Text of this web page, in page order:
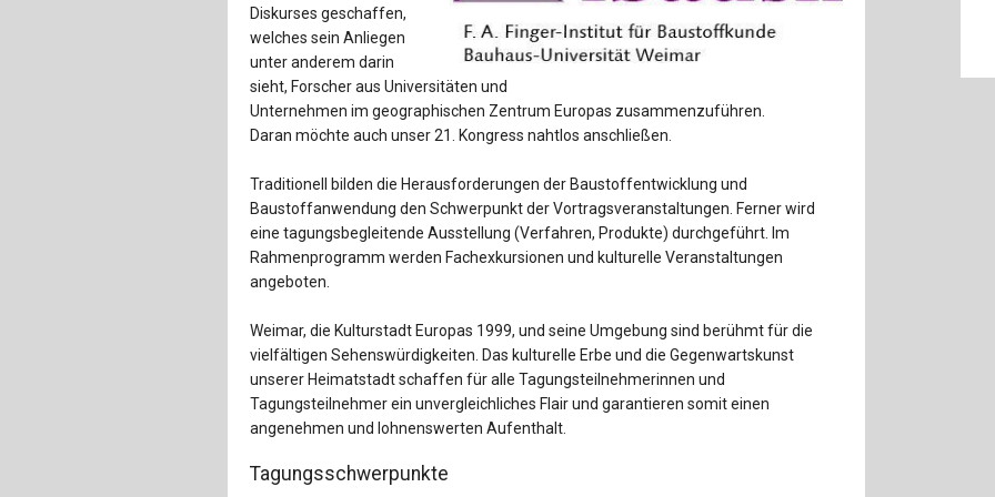
Baustoffe
Bautechnikgeschichte
Betonbau
E&S Zeitlos
Diskurses geschaffen,
welches sein Anliegen
unter anderem darin
sieht, Forscher aus Universitäten und
Unternehmen im geographischen Zentrum Europas zusammenzuführen.
Daran möchte auch unser 21. Kongress nahtlos anschließen.
Traditionell bilden die Herausforderungen der Baustoffentwicklung und
Baustoffanwendung den Schwerpunkt der Vortragsveranstaltungen. Ferner wird
eine tagungsbegleitende Ausstellung (Verfahren, Produkte) durchgeführt. Im
Rahmenprogramm werden Fachexkursionen und kulturelle Veranstaltungen
angeboten.
Weimar, die Kulturstadt Europas 1999, und seine Umgebung sind berühmt für die
vielfältigen Sehenswürdigkeiten. Das kulturelle Erbe und die Gegenwartskunst
unserer Heimatstadt schaffen für alle Tagungsteilnehmerinnen und
Tagungsteilnehmer ein unvergleichliches Flair und garantieren somit einen
angenehmen und lohnenswerten Aufenthalt.
Tagungsschwerpunkte